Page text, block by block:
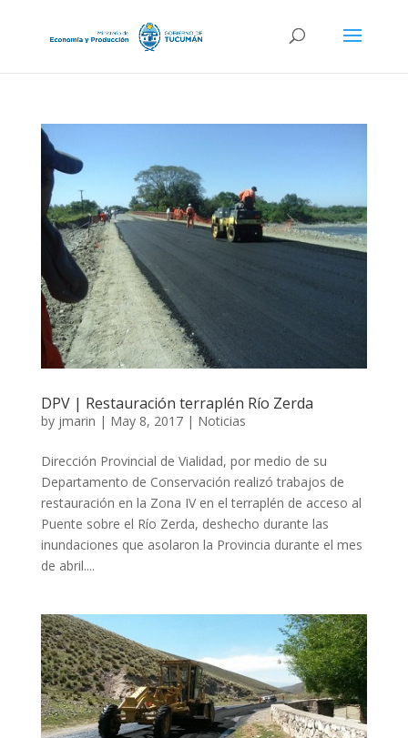
DPV | Restauración terraplén Río Zerda
by jmarin | May 8, 2017| Noticias
Dirección Provincial de Vialidad, por medio de su
Departamento de Conservación realizó trabajos de
restauración en la Zona IV en el terraplén de acceso al
Puente sobre el Río Zerda, deshecho durante las
inundaciones que asolaron la Provincia durante el mes
de abril....